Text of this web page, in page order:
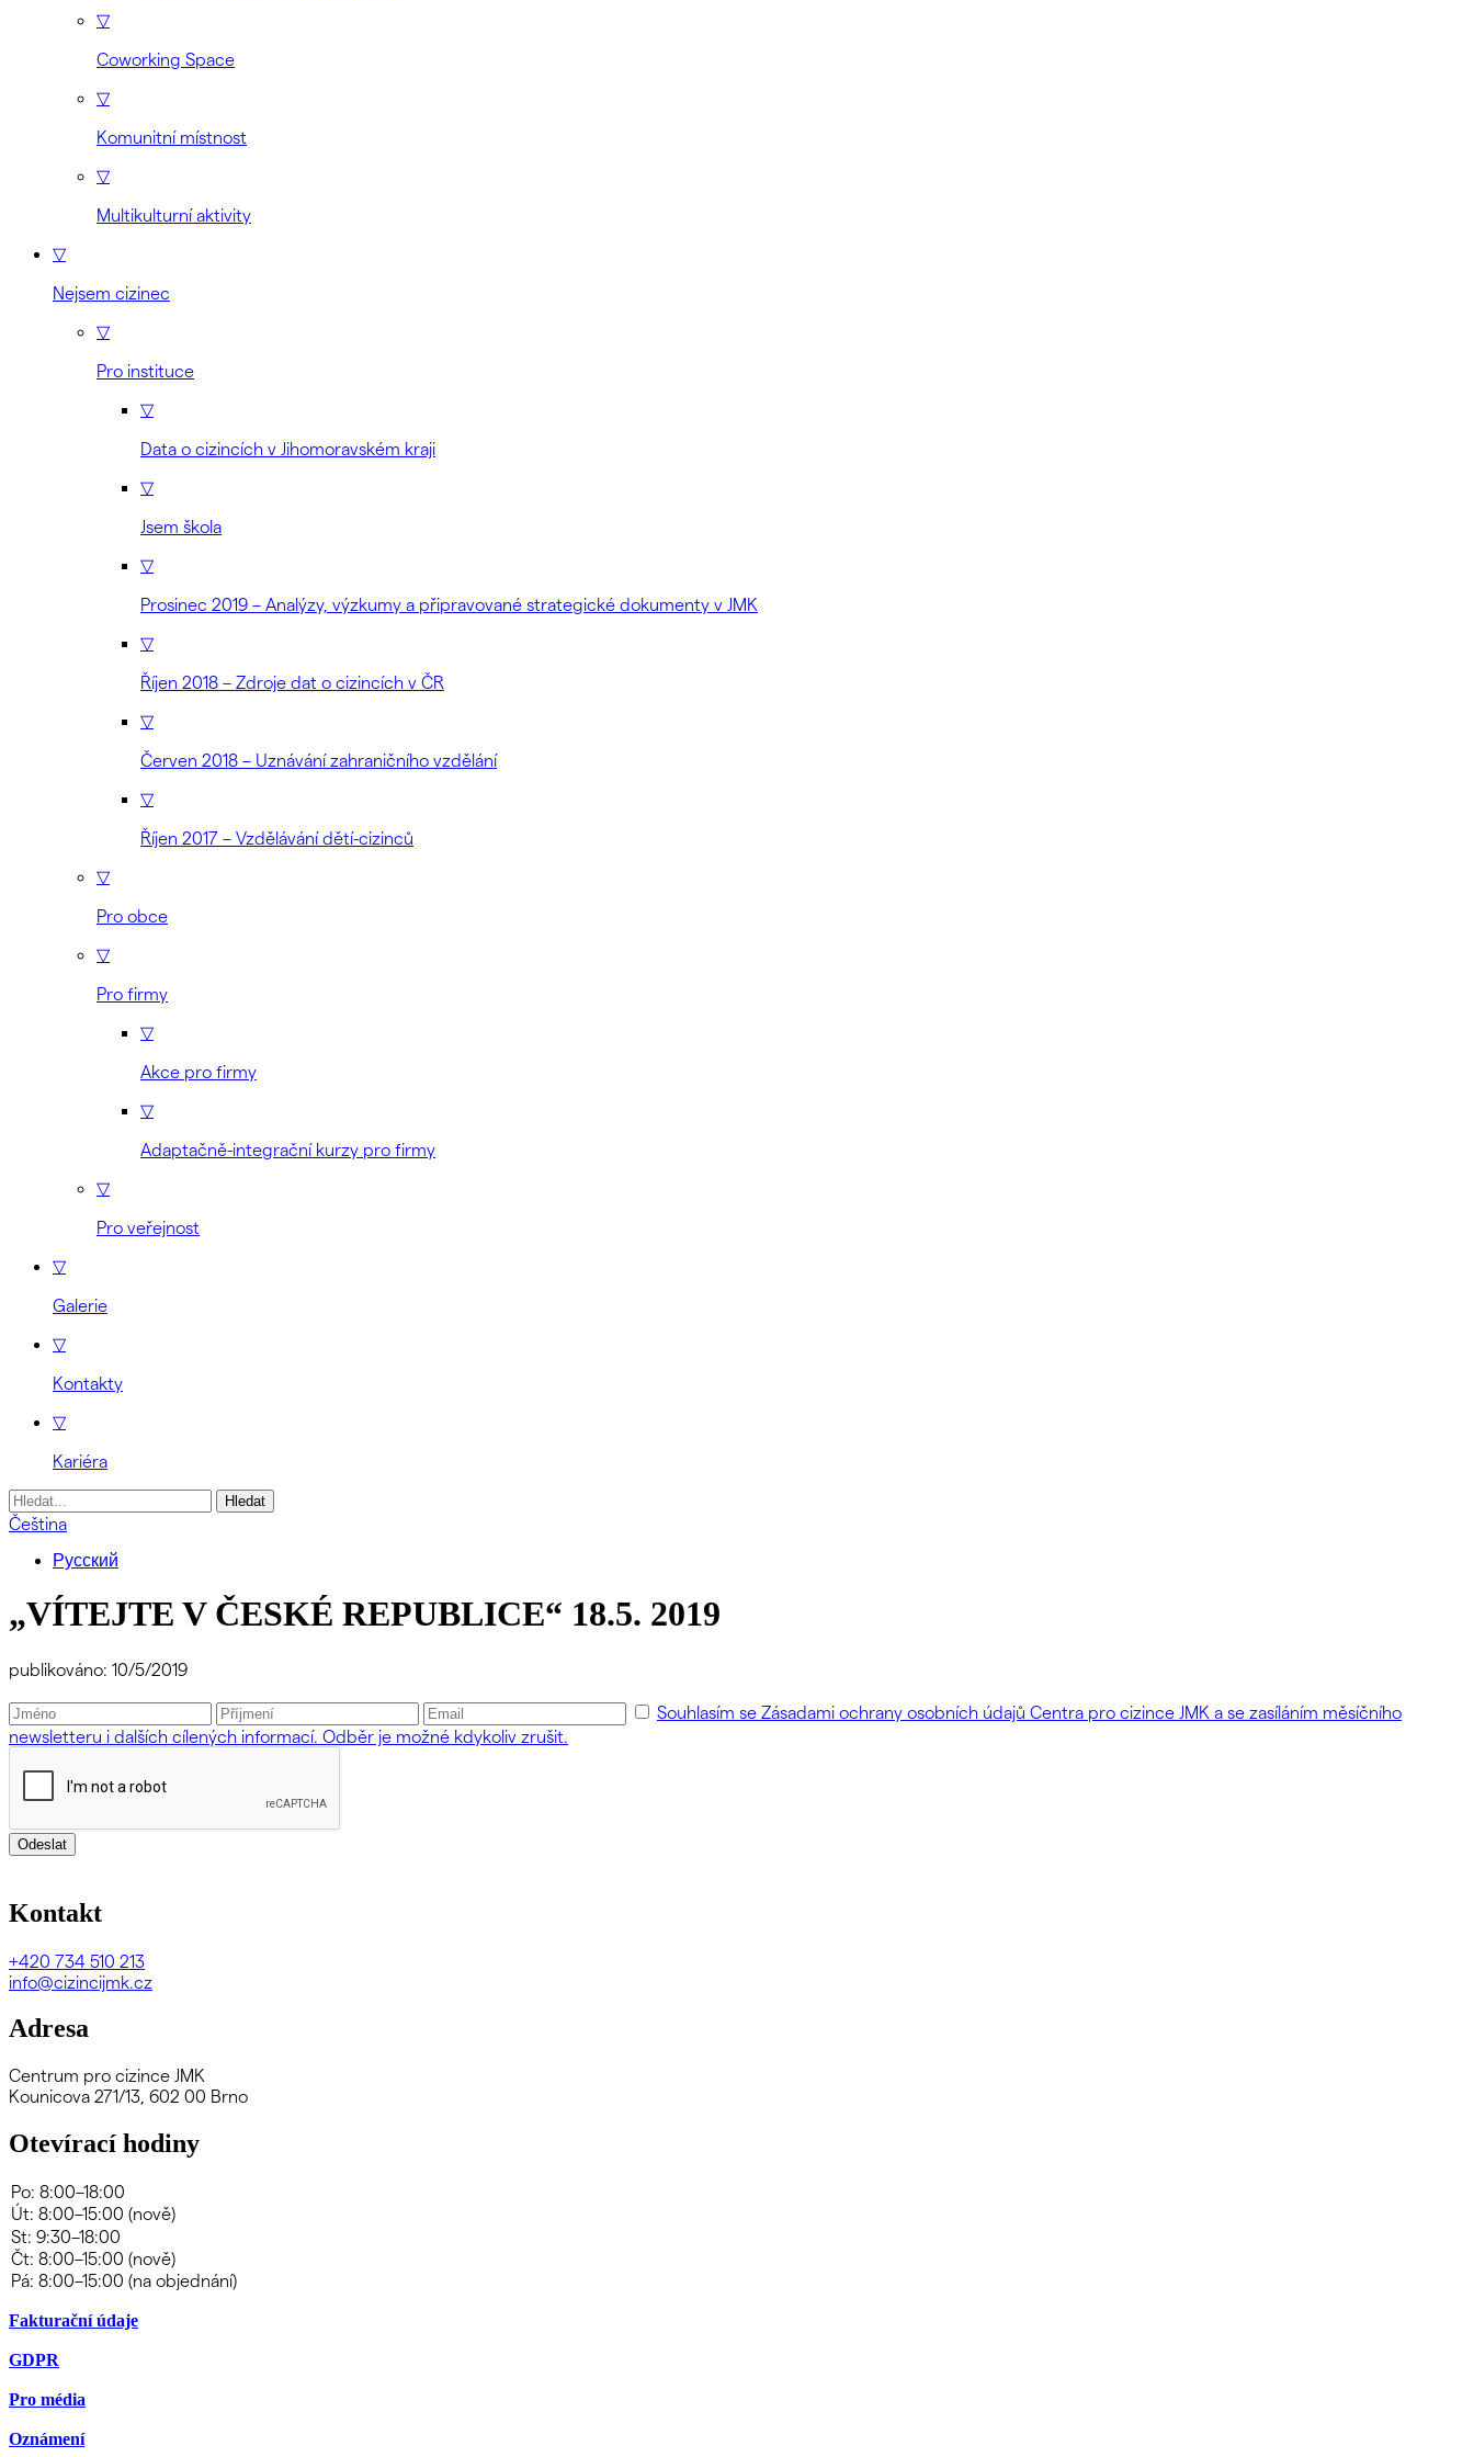
▽
Coworking Space
▽
Komunitní místnost
▽
Multikulturní aktivity
▽
Nejsem cizinec
▽
Pro instituce
▽
Data o cizincích v Jihomoravském kraji
▽
Jsem škola
▽
Prosinec 2019 – Analýzy, výzkumy a připravované strategické dokumenty v JMK
▽
Říjen 2018 – Zdroje dat o cizincích v ČR
▽
Červen 2018 – Uznávání zahraničního vzdělání
▽
Říjen 2017 – Vzdělávání dětí-cizinců
▽
Pro obce
▽
Pro firmy
▽
Akce pro firmy
▽
Adaptačně-integrační kurzy pro firmy
▽
Pro veřejnost
▽
Galerie
▽
Kontakty
▽
Kariéra
Vyhledávání
Čeština
Русский
„VÍTEJTE V ČESKÉ REPUBLICE“ 18.5. 2019
publikováno: 10/5/2019
Souhlasím se Zásadami ochrany osobních údajů Centra pro cizince JMK a se zasíláním měsíčního
newsletteru i dalších cílených informací. Odběr je možné kdykoliv zrušit.
Odeslat
Kontakt
+420 734 510 213
info@cizincijmk.cz
Adresa
Centrum pro cizince JMK
Kounicova 271/13, 602 00 Brno
Otevírací hodiny
Fakturační údaje
GDPR
Pro média
Oznámení